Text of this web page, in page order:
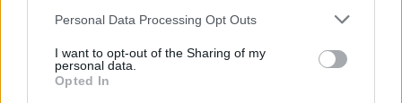
Personal Data Processing Opt Outs
I want to opt-out of the Sharing of my
personal data.
Opted In